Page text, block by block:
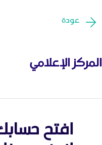
عودة
المركز الإعلامي
افتح